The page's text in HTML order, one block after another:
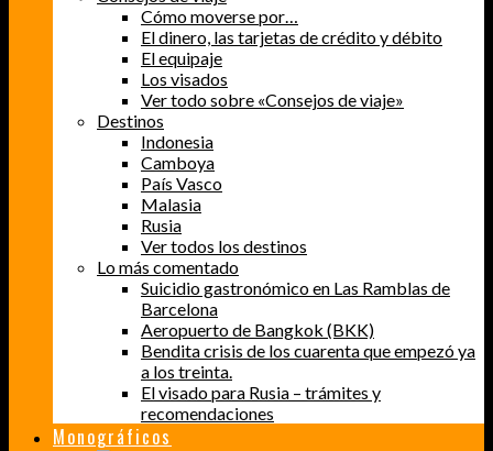
Cómo moverse por…
El dinero, las tarjetas de crédito y débito
El equipaje
Los visados
Ver todo sobre «Consejos de viaje»
Destinos
Indonesia
Camboya
País Vasco
Malasia
Rusia
Ver todos los destinos
Lo más comentado
Suicidio gastronómico en Las Ramblas de
Barcelona
Aeropuerto de Bangkok (BKK)
Bendita crisis de los cuarenta que empezó ya
a los treinta.
El visado para Rusia – trámites y
recomendaciones
Monográficos